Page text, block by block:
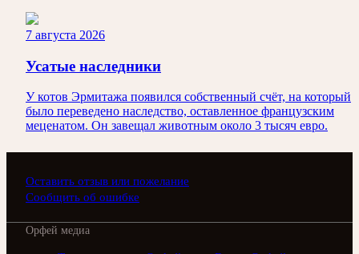
7 августа 2026
Усатые наследники
У котов Эрмитажа появился собственный счёт, на который
было переведено наследство, оставленное французским
меценатом. Он завещал животным около 3 тысяч евро.
Оставить отзыв или пожелание
Сообщить об ошибке
Орфей медиа